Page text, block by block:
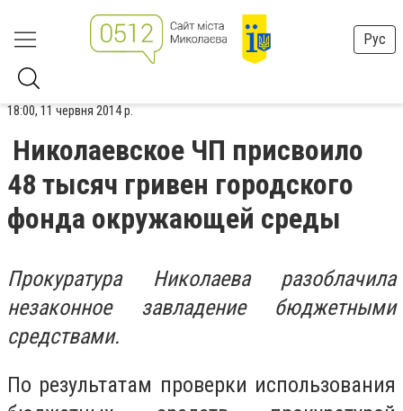
Рус
18:00, 11 червня 2014 р.
Николаевское ЧП присвоило
48 тысяч гривен городского
фонда окружающей среды
Прокуратура Николаева разоблачила
незаконное завладение бюджетными
средствами.
По результатам проверки использования